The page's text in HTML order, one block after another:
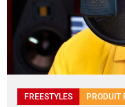
FREESTYLES PRODUIT